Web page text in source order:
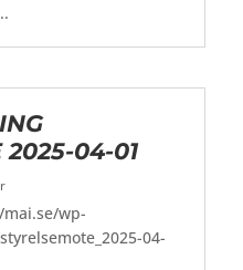
2025-04-01
wp-
04-